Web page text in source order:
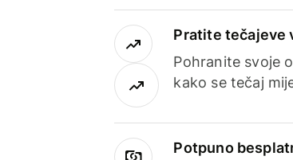
Pratite tečajeve
Pohranite svoje
kako se tečaj
Potpuno